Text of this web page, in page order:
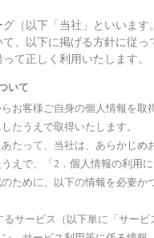
（以下「当社」といいます
、以下に掲げる方針に従っ
て正しく利用いたします。
いて
お客様ご自身の個人情報を取
たうえで取得いたします。
たって、当社は、あらかじめ
えで、「2．個人情報の利用
ために、以下の情報を必要か
サービス（以下単に「サービ